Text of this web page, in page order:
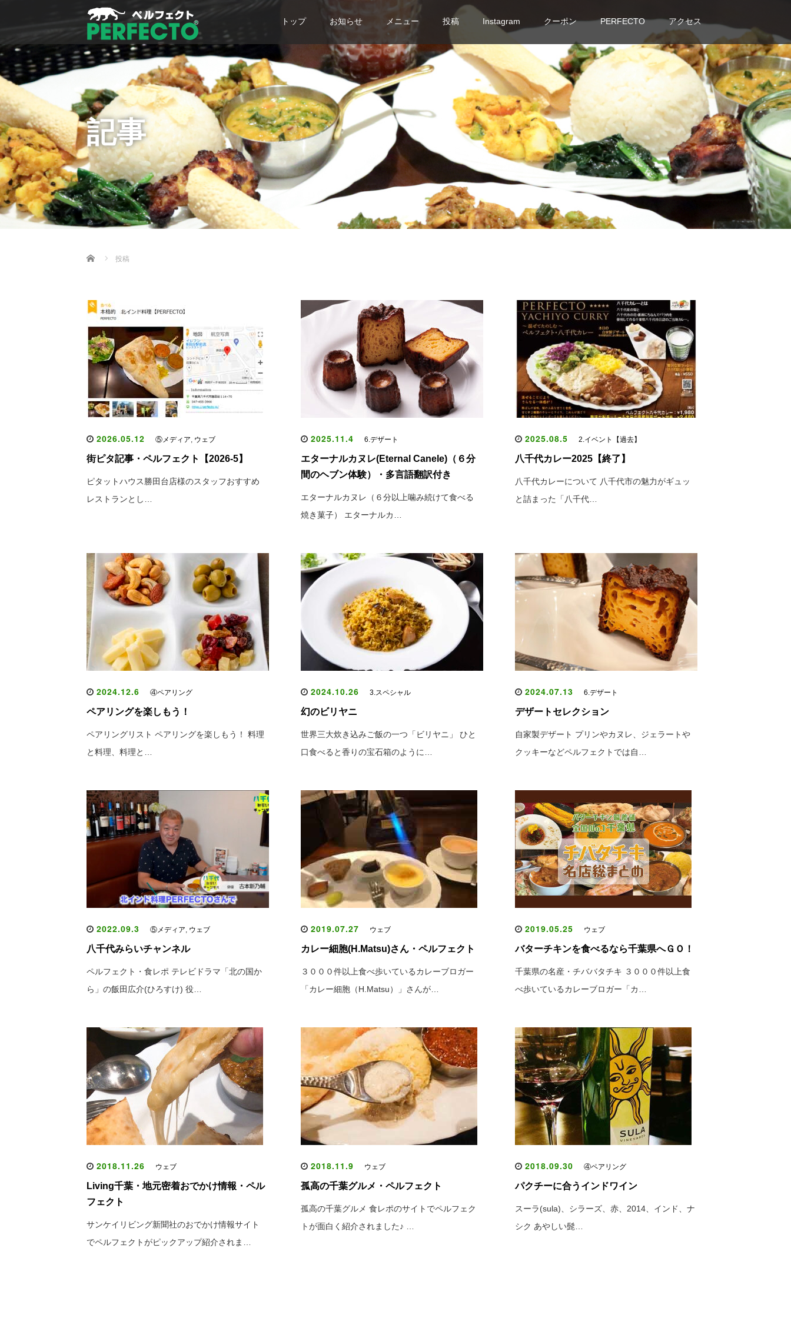
トップ お知らせ メニュー 投稿 Instagram クーポン PERFECTO アクセス
記事
Home 投稿
2026.05.12 ⑤メディア, ウェブ
街ピタ記事・ペルフェクト【2026-5】
ピタットハウス勝田台店様のスタッフおすすめ
レストランとし…
2025.11.4 6.デザート
エターナルカヌレ(Eternal Canele)（６分
間のヘブン体験）・多言語翻訳付き
エターナルカヌレ（６分以上噛み続けて食べる
焼き菓子） エターナルカ…
2025.08.5 2.イベント【過去】
八千代カレー2025【終了】
八千代カレーについて 八千代市の魅力がギュッ
と詰まった「八千代…
2024.12.6 ④ペアリング
ペアリングを楽しもう！
ペアリングリスト ペアリングを楽しもう！ 料理
と料理、料理と…
2024.10.26 3.スペシャル
幻のビリヤニ
世界三大炊き込みご飯の一つ「ビリヤニ」 ひと
口食べると香りの宝石箱のように…
2024.07.13 6.デザート
デザートセレクション
自家製デザート プリンやカヌレ、ジェラートや
クッキーなどペルフェクトでは自…
2022.09.3 ⑤メディア, ウェブ
八千代みらいチャンネル
ペルフェクト・食レポ テレビドラマ「北の国か
ら」の飯田広介(ひろすけ) 役…
2019.07.27 ウェブ
カレー細胞(H.Matsu)さん・ペルフェクト
３０００件以上食べ歩いているカレーブロガー
「カレー細胞（H.Matsu）」さんが…
2019.05.25 ウェブ
バターチキンを食べるなら千葉県へＧＯ！
千葉県の名産・チババタチキ ３０００件以上食
べ歩いているカレーブロガー「カ…
2018.11.26 ウェブ
Living千葉・地元密着おでかけ情報・ペル
フェクト
サンケイリビング新聞社のおでかけ情報サイト
でペルフェクトがピックアップ紹介されま…
2018.11.9 ウェブ
孤高の千葉グルメ・ペルフェクト
孤高の千葉グルメ 食レポのサイトでペルフェク
トが面白く紹介されました♪ …
2018.09.30 ④ペアリング
パクチーに合うインドワイン
スーラ(sula)、シラーズ、赤、2014、インド、ナ
シク あやしい髭…